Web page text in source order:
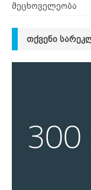
მეცხოველეობა
ᲗᲥᲕᲔᲜᲘ